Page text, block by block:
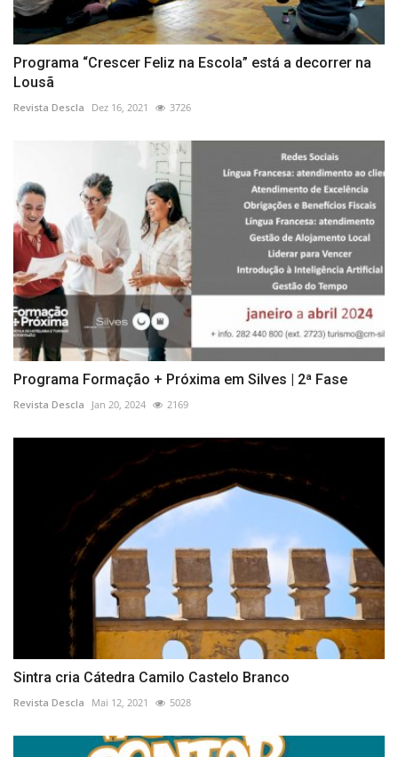
Programa “Crescer Feliz na Escola” está a decorrer na
Lousã
Revista Descla Dez 16, 2021 3726
Programa Formação + Próxima em Silves | 2ª Fase
Revista Descla Jan 20, 2024 2169
Sintra cria Cátedra Camilo Castelo Branco
Revista Descla Mai 12, 2021 5028